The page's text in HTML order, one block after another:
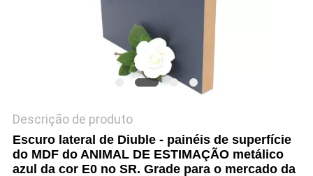
Descrição de produto
Escuro lateral de Diuble - painéis de superfície
do MDF do ANIMAL DE ESTIMAÇÃO metálico
azul da cor E0 no SR. Grade para o mercado da